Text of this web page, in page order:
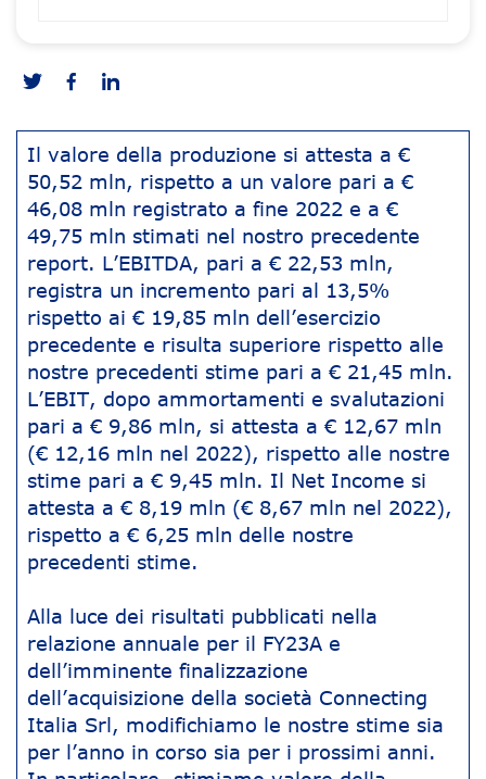
Il valore della produzione si attesta a €
50,52 mln, rispetto a un valore pari a €
46,08 mln registrato a fine 2022 e a €
49,75 mln stimati nel nostro precedente
report. L’EBITDA, pari a € 22,53 mln,
registra un incremento pari al 13,5%
rispetto ai € 19,85 mln dell’esercizio
precedente e risulta superiore rispetto alle
nostre precedenti stime pari a € 21,45 mln.
L’EBIT, dopo ammortamenti e svalutazioni
pari a € 9,86 mln, si attesta a € 12,67 mln
(€ 12,16 mln nel 2022), rispetto alle nostre
stime pari a € 9,45 mln. Il Net Income si
attesta a € 8,19 mln (€ 8,67 mln nel 2022),
rispetto a € 6,25 mln delle nostre
precedenti stime.
Alla luce dei risultati pubblicati nella
relazione annuale per il FY23A e
dell’imminente finalizzazione
dell’acquisizione della società Connecting
Italia Srl, modifichiamo le nostre stime sia
per l’anno in corso sia per i prossimi anni.